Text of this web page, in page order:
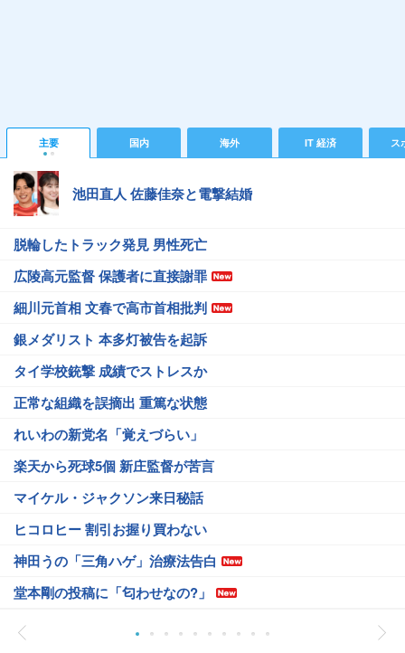
主要 国内 海外 IT 経済 ス
池田直人 佐藤佳奈と電撃結婚
脱輪したトラック発見 男性死亡
広陵高元監督 保護者に直接謝罪
細川元首相 文春で高市首相批判
銀メダリスト 本多灯被告を起訴
タイ学校銃撃 成績でストレスか
正常な組織を誤摘出 重篤な状態
れいわの新党名「覚えづらい」
楽天から死球5個 新庄監督が苦言
マイケル・ジャクソン来日秘話
ヒコロヒー 割引お握り買わない
神田うの「三角ハゲ」治療法告白
堂本剛の投稿に「匂わせなの?」